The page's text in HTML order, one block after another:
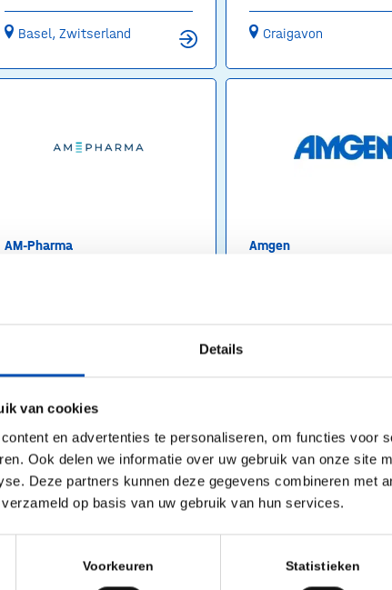
Details
van cookies
en advertenties te personaliseren, om functies voor
Ook delen we informatie over uw gebruik van onze site
Deze partners kunnen deze gegevens combineren met
op basis van uw gebruik van hun services.
Voorkeuren Statistieken
Basel, Zwitserland Craigavon
AM-Pharma
Amgen
Associated
Biotech Services